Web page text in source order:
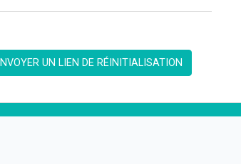
UN LIEN DE RÉINITIALISATION